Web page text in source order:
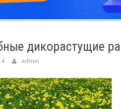
дикорастущие
admin